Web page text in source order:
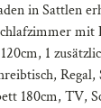
in Sattlen
mit
1
Regal,
180cm, TV,